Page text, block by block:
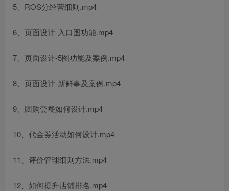
5、ROS分经营细则.mp4
6、页面设计-入口图功能.mp4
7、页面设计-5图功能及案例.mp4
8、页面设计-新鲜事及案例.mp4
9、团购套餐如何设计.mp4
10、代金券活动如何设计.mp4
11、评价管理细则方法.mp4
12、如何提升店铺排名.mp4